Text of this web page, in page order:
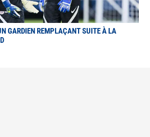
GARDIEN REMPLAÇANT SUITE À LA